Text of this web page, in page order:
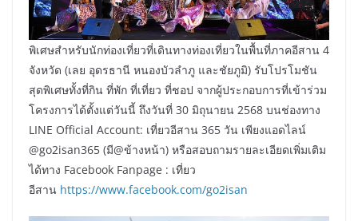
พิเศษสำหรับนักท่องเที่ยวที่เดินทางท่องเที่ยวในพื้นที่ภาคอีสาน 4
จังหวัด (เลย อุดรธานี หนองบัวลำภู และชัยภูมิ) รับโปรโมชัน
สุดพิเศษทั้งที่กิน ที่พัก ที่เที่ยว ที่ชอป จากผู้ประกอบการที่เข้าร่วม
โครงการได้ตั้งแต่วันนี้ ถึงวันที่ 30 มิถุนายน 2568 บนช่องทาง
LINE Official Account: เที่ยวอีสาน 365 วัน เพียงแอดไลน์
@go2isan365 (มี@ข้างหน้า) หรือสอบถามรายละเอียดเพิ่มเติม
ได้ทาง Facebook Fanpage : เที่ยว
อีสาน https://www.facebook.com/go2isan